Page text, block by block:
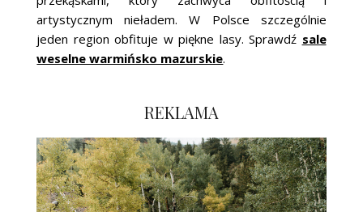
artystycznym nieładem. W Polsce szczególnie
jeden region obfituje w piękne lasy. Sprawdź sale
weselne warmińsko mazurskie.
REKLAMA